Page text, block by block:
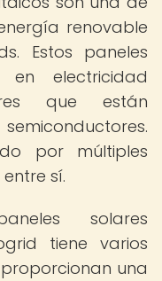
renovable
Estos paneles
electricidad
que están
por múltiples
sí.
solares
tiene varios
una